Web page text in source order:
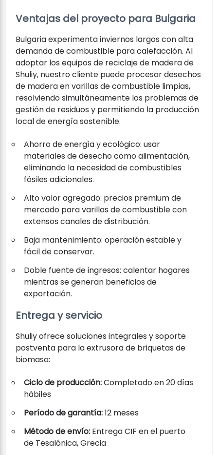
Ventajas del proyecto para Bulgaria
Bulgaria experimenta inviernos largos con alta
demanda de combustible para calefacción. Al
adoptar los equipos de reciclaje de madera de
Shuliy, nuestro cliente puede procesar desechos
de madera en varillas de combustible limpias,
resolviendo simultáneamente los problemas de
gestión de residuos y permitiendo la producción
local de energía sostenible.
Ahorro de energía y ecológico: usar
materiales de desecho como alimentación,
eliminando la necesidad de combustibles
fósiles adicionales.
Alto valor agregado: precios premium de
mercado para varillas de combustible con
extensos canales de distribución.
Baja mantenimiento: operación estable y
fácil de conservar.
Doble fuente de ingresos: calentar hogares
mientras se generan beneficios de
exportación.
Entrega y servicio
Shuliy ofrece soluciones integrales y soporte
postventa para la extrusora de briquetas de
biomasa:
Ciclo de producción:Completado en 20 días
hábiles
Período de garantía:12 meses
Método de envío: Entrega CIF en el puerto
de Tesalónica, Grecia